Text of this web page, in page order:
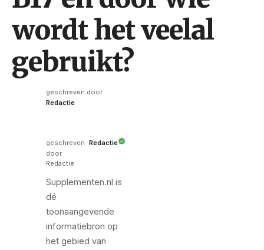
wordt het veelal
gebruikt?
geschreven door
Redactie
geschreven
door
Redactie
Redactie
Supplementen.nl is
dé
toonaangevende
informatiebron op
het gebied van